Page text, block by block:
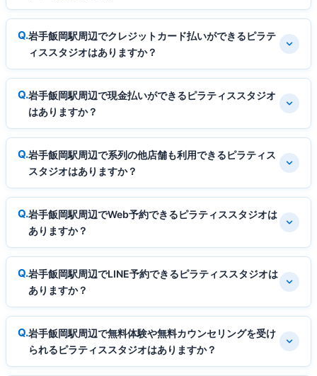
岩手飯岡駅周辺でクレジットカード払いができるピラテ
ィススタジオはありますか？
岩手飯岡駅周辺で現金払いができるピラティススタジオ
はありますか？
岩手飯岡駅周辺で系列の他店舗も利用できるピラティス
スタジオはありますか？
岩手飯岡駅周辺でWeb予約できるピラティススタジオは
ありますか？
岩手飯岡駅周辺でLINE予約できるピラティススタジオは
ありますか？
岩手飯岡駅周辺で無料体験や無料カウンセリングを受け
られるピラティススタジオはありますか？